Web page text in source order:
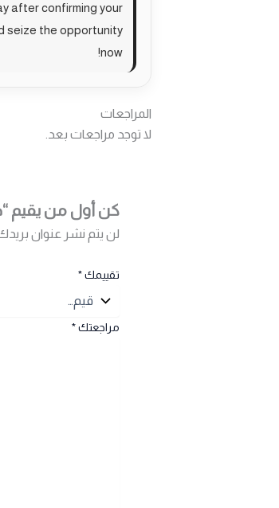
after confirming your
seize the opportunity
now!
المراجعات
لا توجد مراجعات بعد.
كن أول من يقيم “طباخ أوبرا بلت ان
لن يتم نشر عنوان بريدك
تقييمك*
مراجعتك*